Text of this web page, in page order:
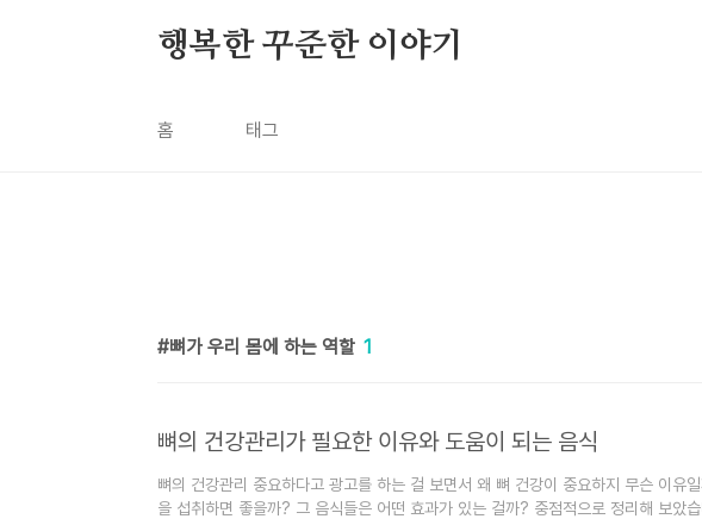
행복한 꾸준한 이야기
홈 태그
뼈가 우리 몸에 하는 역할 1
뼈의 건강관리가 필요한 이유와 도움이 되는 음식
뼈의 건강관리 중요하다고 광고를 하는 걸 보면서 왜 뼈 건강이 중요하지 무슨 이유
을 섭취하면 좋을까? 그 음식들은 어떤 효과가 있는 걸까? 중점적으로 정리해 보았